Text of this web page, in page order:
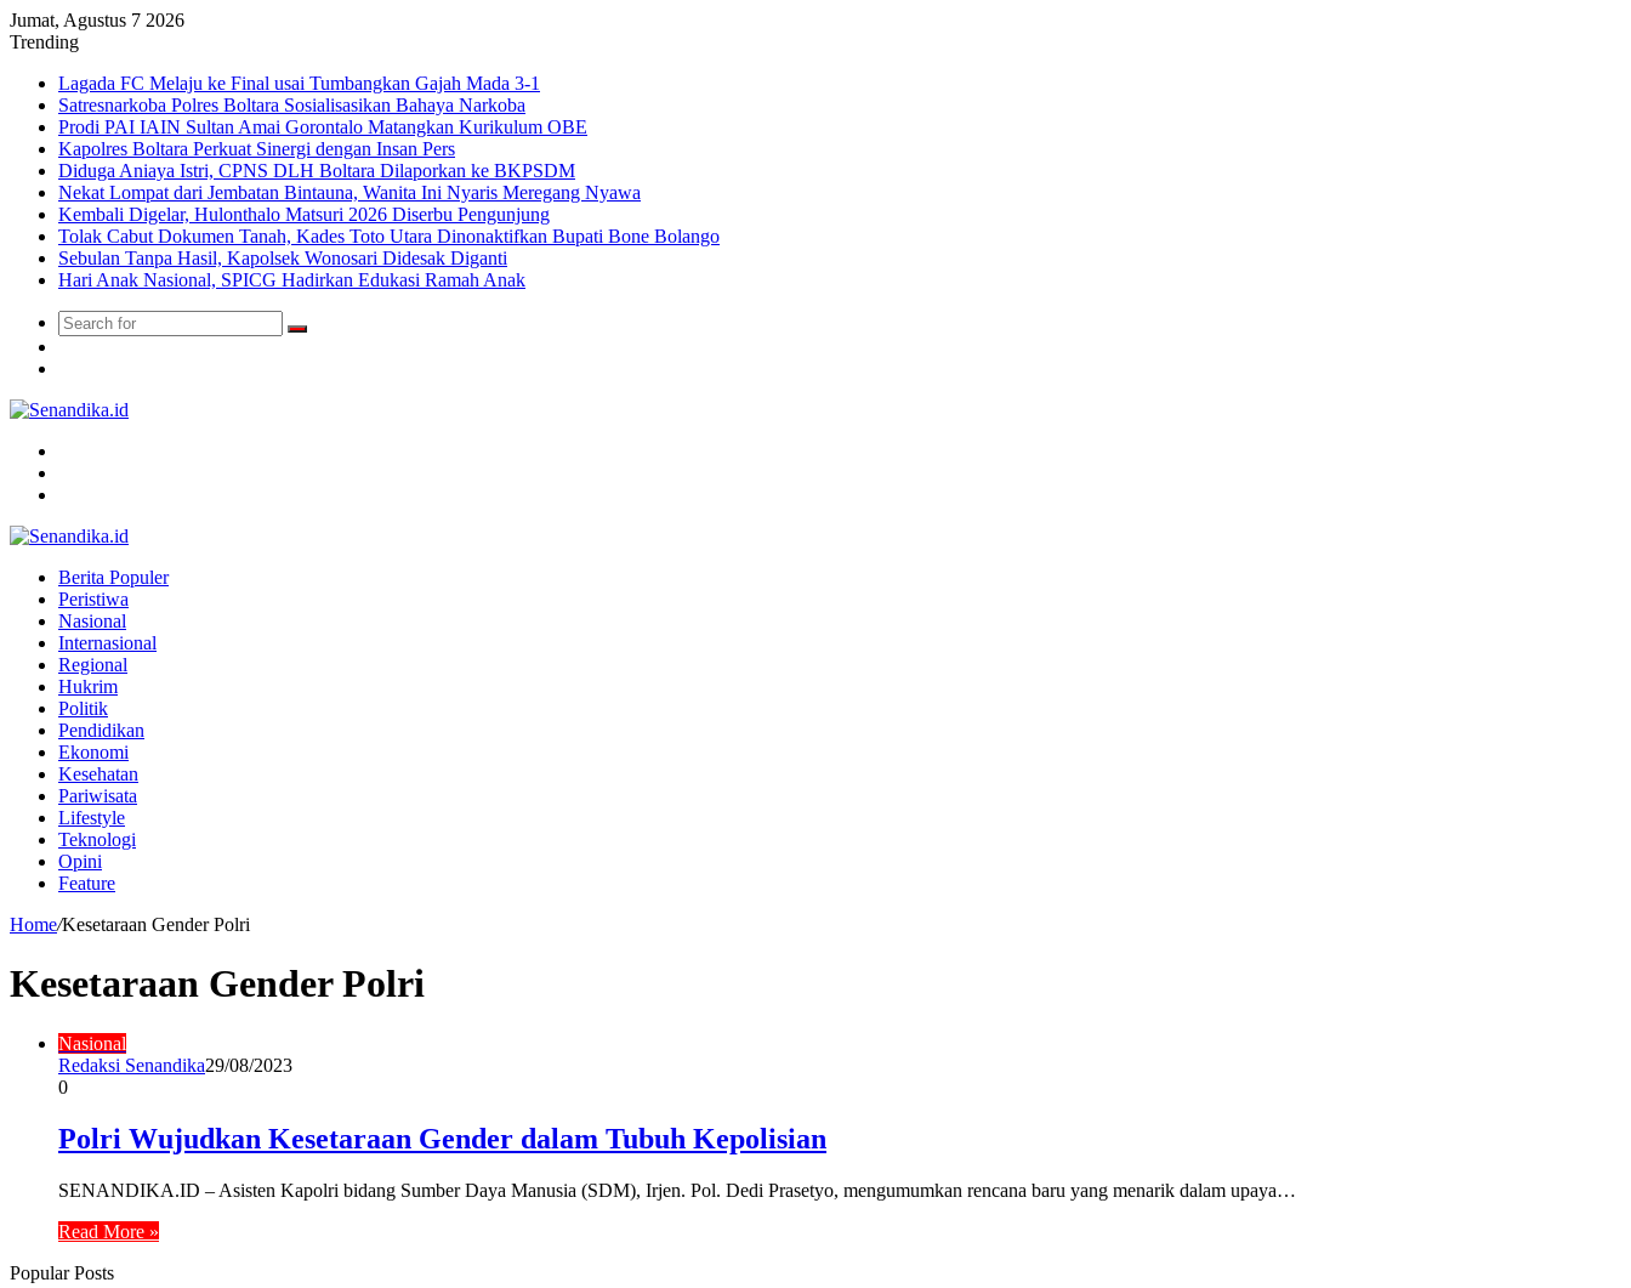
Jumat, Agustus 7 2026
Trending
Lagada FC Melaju ke Final usai Tumbangkan Gajah Mada 3-1
Satresnarkoba Polres Boltara Sosialisasikan Bahaya Narkoba
Prodi PAI IAIN Sultan Amai Gorontalo Matangkan Kurikulum OBE
Kapolres Boltara Perkuat Sinergi dengan Insan Pers
Diduga Aniaya Istri, CPNS DLH Boltara Dilaporkan ke BKPSDM
Nekat Lompat dari Jembatan Bintauna, Wanita Ini Nyaris Meregang Nyawa
Kembali Digelar, Hulonthalo Matsuri 2026 Diserbu Pengunjung
Tolak Cabut Dokumen Tanah, Kades Toto Utara Dinonaktifkan Bupati Bone Bolango
Sebulan Tanpa Hasil, Kapolsek Wonosari Didesak Diganti
Hari Anak Nasional, SPICG Hadirkan Edukasi Ramah Anak
Search
Berita Populer
Peristiwa
Nasional
Internasional
Regional
Hukrim
Politik
Pendidikan
Ekonomi
Kesehatan
Pariwisata
Lifestyle
Teknologi
Opini
Feature
Home/Kesetaraan Gender Polri
Kesetaraan Gender Polri
Nasional
Redaksi Senandika29/08/2023
0
Polri Wujudkan Kesetaraan Gender dalam Tubuh Kepolisian
SENANDIKA.ID – Asisten Kapolri bidang Sumber Daya Manusia (SDM), Irjen. Pol. Dedi Prasetyo, mengumumkan rencana baru yang menarik dalam upaya…
Read More »
Popular Posts